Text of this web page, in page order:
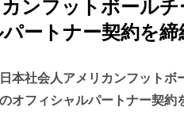
ンフットボール
ートナー契約を締
本社会人アメリカンフット
オフィシャルパートナー契約